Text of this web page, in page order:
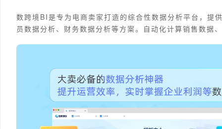
数跨境BI是专为电商卖家打造的综合性数据分析平台，提
员数据分析、财务数据分析等方案。自动化计算销售数据